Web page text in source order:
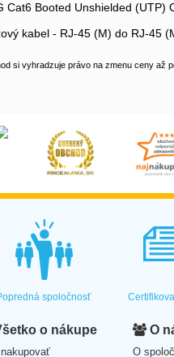
Cat6 Booted Unshielded (UTP)
kabel - RJ-45 (M) do RJ-45
si vyhradzuje právo na zmenu ceny až
spoločnosť
o nákupe O
O